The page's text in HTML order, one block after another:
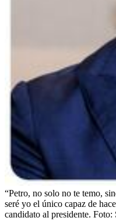
“Petro, no solo no te temo,
seré yo el único capaz de
candidato al presidente. Foto: